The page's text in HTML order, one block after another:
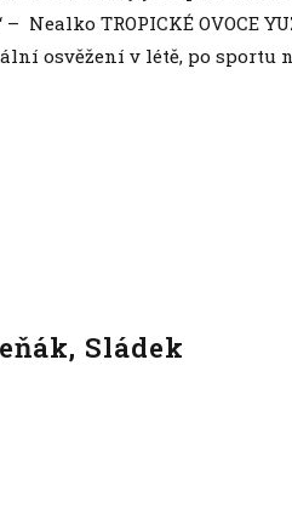
– Nealko TROPICKÉ OVOCE
osvěžení v létě, po sportu
Sládek